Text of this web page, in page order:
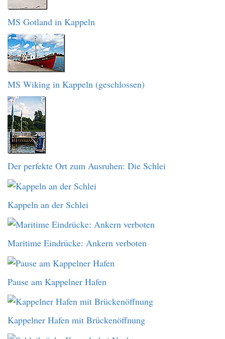
MS Gotland in Kappeln
MS Wiking in Kappeln (geschlossen)
Der perfekte Ort zum Ausruhen: Die Schlei
Kappeln an der Schlei
Maritime Eindrücke: Ankern verboten
Pause am Kappelner Hafen
Kappelner Hafen mit Brückenöffnung